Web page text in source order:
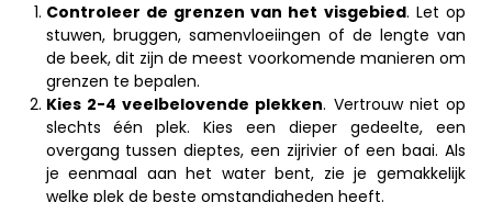
Controleer de grenzen van het visgebied. Let op
stuwen, bruggen, samenvloeiingen of de lengte van
de beek, dit zijn de meest voorkomende manieren om
grenzen te bepalen.
Kies 2-4 veelbelovende plekken. Vertrouw niet op
slechts één plek. Kies een dieper gedeelte, een
overgang tussen dieptes, een zijrivier of een baai. Als
je eenmaal aan het water bent, zie je gemakkelijk
welke plek de beste omstandigheden heeft.